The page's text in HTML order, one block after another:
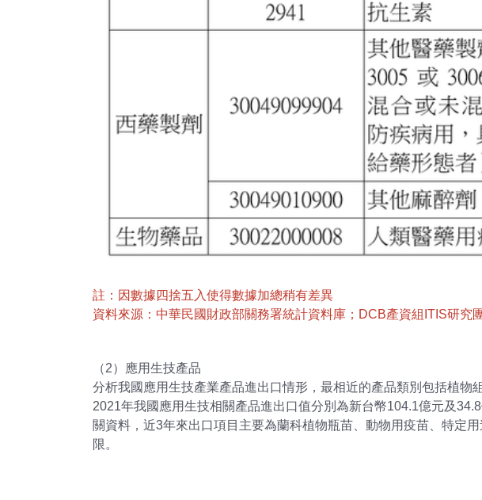
註：因數據四捨五入使得數據加總稍有差異
資料來源：中華民國財政部關務署統計資料庫；DCB產資組ITIS研究
（2）應用生技產品
分析我國應用生技產業產品進出口情形，最相近的產品類別包括植物
2021年我國應用生技相關產品進出口值分別為新台幣104.1億元及
關資料，近3年來出口項目主要為蘭科植物瓶苗、動物用疫苗、特定
限。